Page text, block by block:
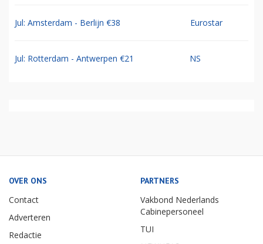
Jul: Amsterdam - Berlijn €38 Eurostar
Jul: Rotterdam - Antwerpen €21 NS
OVER ONS
Contact
Adverteren
Redactie
PARTNERS
Vakbond Nederlands
Cabinepersoneel
TUI